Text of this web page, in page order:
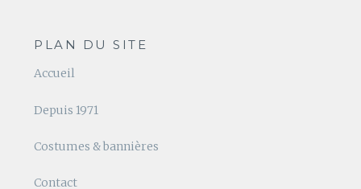
PLAN DU SITE
Accueil
Depuis 1971
Costumes & bannières
Contact